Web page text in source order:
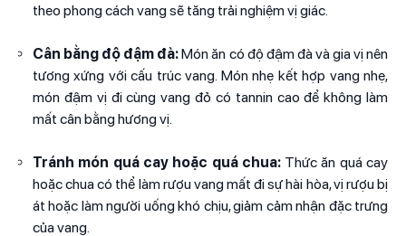
theo phong cách vang sẽ tăng trải nghiệm vị giác.
Cân bằng độ đậm đà:Món ăn có độ đậm đà và gia vị nên
tương xứng với cấu trúc vang. Món nhẹ kết hợp vang nhẹ,
món đậm vị đi cùng vang đỏ có tannin cao để không làm
mất cân bằng hương vị.
Tránh món quá cay hoặc quá chua:Thức ăn quá cay
hoặc chua có thể làm rượu vang mất đi sự hài hòa, vị rượu bị
át hoặc làm người uống khó chịu, giảm cảm nhận đặc trưng
của vang.